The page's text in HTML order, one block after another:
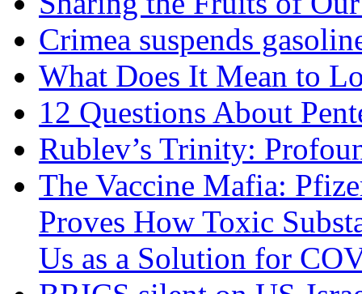
Crimea suspends
What Does It Mean to
12 Questions About
Rublev’s Trinity:
The Vaccine Mafia:
Proves How Toxic
Us as a Solution for